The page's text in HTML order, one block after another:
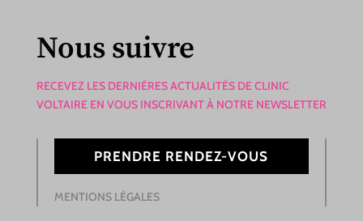
Nous suivre
RECEVEZ LES DERNIÈRES ACTUALITÉS DE CLINIC
VOLTAIRE EN VOUS INSCRIVANT À NOTRE NEWSLETTER
PRENDRE RENDEZ-VOUS
MENTIONS LÉGALES